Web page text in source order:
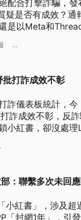
配合打擊詐騙，
疑是否有成效？通
是以Meta和
...
批打詐成效不彰
詐儀表板統計，
詐成效不彰，反
小紅書，卻沒處
：聯繫多次未回應
小紅書」，涉及超
「封網1年」，引